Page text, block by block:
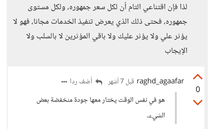
لذا فإن اقتناعي التام أن لكل سعر جمهوره، ولكل مستوى
جمهوره، فحتى ذلك الذي يعرض تنفيذ الخدمات مجانا، فهو لا
يؤثر علي ولا يؤثر عليك ولا باقي المؤثرين لا بالسلب ولا
الإيجاب
0
raghd_agaafar قبل 7 أشهر
أضف ردا
هو في نفس الوقت يختار معها جودة منخفضة بعض
الشيء،